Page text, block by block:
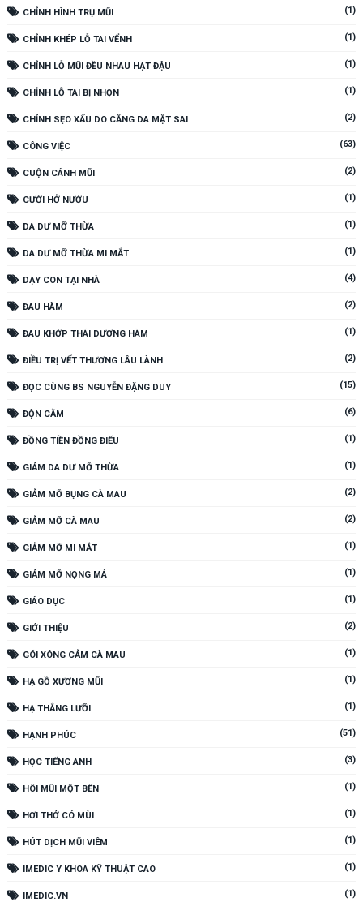
CHỈNH HÌNH TRỤ MŨI (1)
CHỈNH KHÉP LỖ TAI VỂNH (1)
CHỈNH LỖ MŨI ĐỀU NHAU HẠT ĐẬU (1)
CHỈNH LỖ TAI BỊ NHỌN (1)
CHỈNH SẸO XẤU DO CĂNG DA MẶT SAI (2)
CÔNG VIỆC (63)
CUỘN CÁNH MŨI (2)
CƯỜI HỞ NƯỚU (1)
DA DƯ MỠ THỪA (1)
DA DƯ MỠ THỪA MI MẮT (1)
DẠY CON TẠI NHÀ (4)
ĐAU HÀM (2)
ĐAU KHỚP THÁI DƯƠNG HÀM (1)
ĐIỀU TRỊ VẾT THƯƠNG LÂU LÀNH (2)
ĐỌC CÙNG BS NGUYỄN ĐẶNG DUY (15)
ĐỘN CẰM (6)
ĐỒNG TIỀN ĐỒNG ĐIẾU (1)
GIẢM DA DƯ MỠ THỪA (1)
GIẢM MỠ BỤNG CÀ MAU (2)
GIẢM MỠ CÀ MAU (2)
GIẢM MỠ MI MẮT (1)
GIẢM MỠ NỌNG MÁ (1)
GIÁO DỤC (1)
GIỚI THIỆU (2)
GÓI XÔNG CẢM CÀ MAU (1)
HẠ GỒ XƯƠNG MŨI (1)
HẠ THẮNG LƯỠI (1)
HẠNH PHÚC (51)
HỌC TIẾNG ANH (3)
HÔI MŨI MỘT BÊN (1)
HƠI THỞ CÓ MÙI (1)
HÚT DỊCH MŨI VIÊM (1)
IMEDIC Y KHOA KỸ THUẬT CAO (1)
IMEDIC.VN (1)